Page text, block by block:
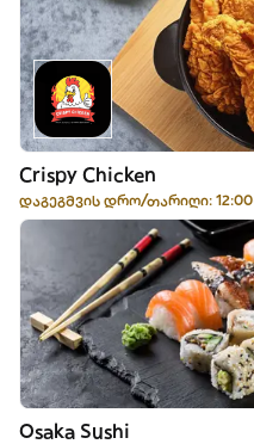
Crispy Chicken
დაგეგმვის დრო/თარიღი: 12:00
Osaka Sushi